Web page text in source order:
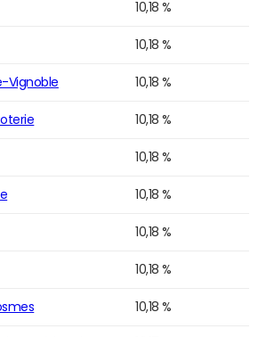
10,18 %
10,18 %
Vignoble 10,18 %
10,18 %
10,18 %
10,18 %
10,18 %
10,18 %
10,18 %